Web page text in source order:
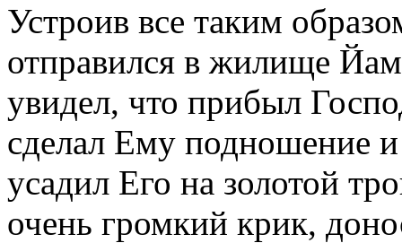
Устроив все таким
отправился в жилище
увидел, что прибыл
сделал Ему подношение
усадил Его на золотой
очень громкий крик,